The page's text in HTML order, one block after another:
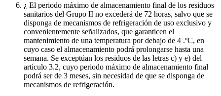
¿ El periodo máximo de almacenamiento final de los residuos
sanitarios del Grupo II no excederá de 72 horas, salvo que se
disponga de mecanismos de refrigeración de uso exclusivo y
convenientemente señalizados, que garanticen el
mantenimiento de una temperatura por debajo de 4 .ºC, en
cuyo caso el almacenamiento podrá prolongarse hasta una
semana. Se exceptúan los residuos de las letras c) y e) del
artículo 3.2, cuyo periodo máximo de almacenamiento final
podrá ser de 3 meses, sin necesidad de que se disponga de
mecanismos de refrigeración.